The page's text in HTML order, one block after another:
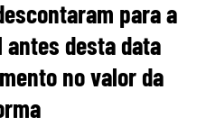
para a
antes desta data
no valor da